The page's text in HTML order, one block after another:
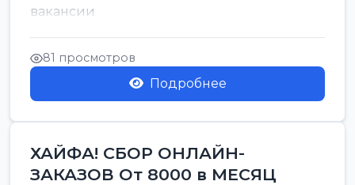
вакансии
81 просмотров
Подробнее
ХАЙФА! СБОР ОНЛАЙН-
ЗАКАЗОВ От 8000 в МЕСЯЦ